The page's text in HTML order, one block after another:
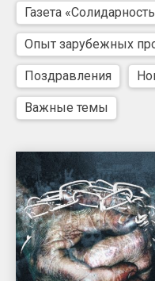
Газета
Опыт зарубежных
Поздравления
Важные темы